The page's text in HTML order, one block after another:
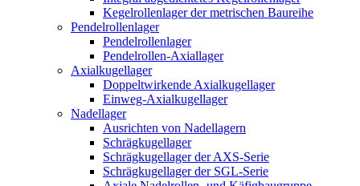
Kegelrollenlager der metrischen Baureihe
Pendelrollenlager
Pendelrollenlager
Pendelrollen-Axiallager
Axialkugellager
Doppeltwirkende Axialkugellager
Einweg-Axialkugellager
Nadellager
Ausrichten von Nadellagern
Schrägkugellager
Schrägkugellager der AXS-Serie
Schrägkugellager der SGL-Serie